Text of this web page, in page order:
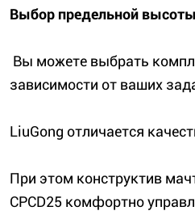
Выбор предельной
Вы можете выбрать
зависимости от ваших
LiuGong отличается
При этом конструктив
CPCD25 комфортно